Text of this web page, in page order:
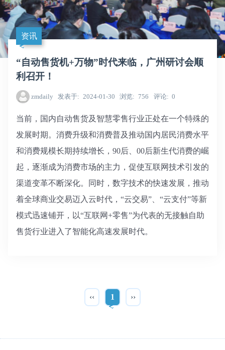
资讯
“自动售货机+万物”时代来临，广州研讨会顺
利召开！
zmdaily 发表于 2024-01-30 浏览 756 评论 0
当前，国内自动售货及智慧零售行业正处在一个特殊的
发展时期。消费升级和消费普及推动国内居民消费水平
和消费规模长期持续增长，90后、00后新生代消费的崛
起，逐渐成为消费市场的主力，促使互联网技术引发的
渠道变革不断深化。同时，数字技术的快速发展，推动
着全球商业交易迈入云时代，“云交易”、“云支付”等新
模式迅速铺开，以“互联网+零售”为代表的无接触自助
售货行业进入了智能化高速发展时代。
‹‹ 1 ››